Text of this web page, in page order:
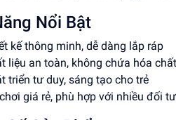
Nổi Bật
kế thông minh, dễ dàng lắp ráp
liệu an toàn, không chứa hóa
triển tư duy, sáng tạo cho trẻ
giá rẻ, phù hợp với nhiều đối